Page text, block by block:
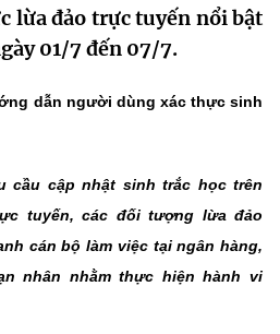
chất lượng
dự thảo VBQPPL
lừa đảo trực tuyến nổi bật
01/7 đến 07/7.
dẫn người dùng xác thực sinh
cầu cập nhật sinh trắc học trên
tuyến, các đối tượng lừa đảo
cán bộ làm việc tại ngân hàng,
nhân nhằm thực hiện hành vi